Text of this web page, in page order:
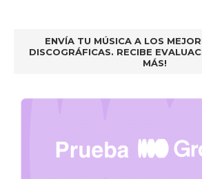
ENVÍA TU MÚSICA A LOS
DISCOGRÁFICAS. RECIBE
MÁS!